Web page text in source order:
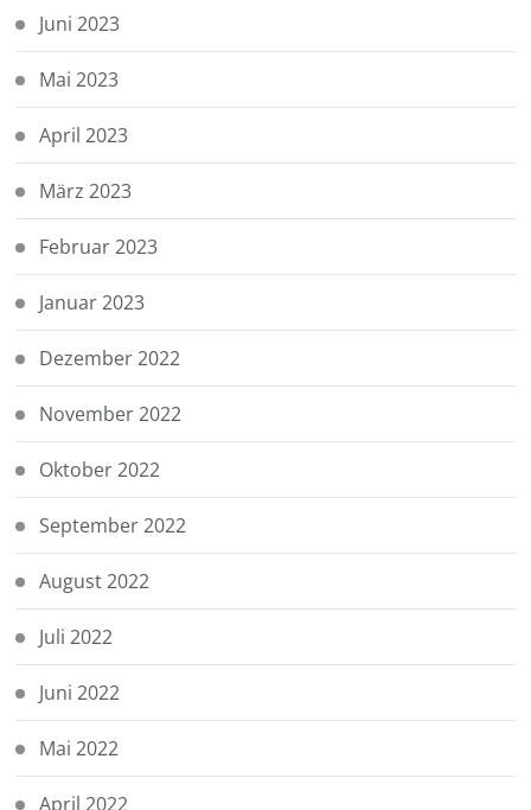
Juni 2023
Mai 2023
April 2023
März 2023
Februar 2023
Januar 2023
Dezember 2022
November 2022
Oktober 2022
September 2022
August 2022
Juli 2022
Juni 2022
Mai 2022
April 2022